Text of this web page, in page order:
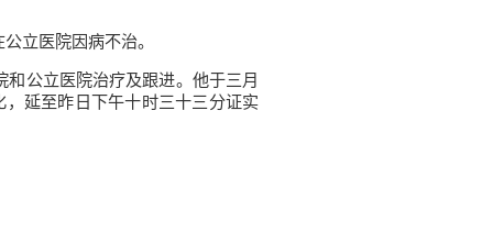
立医院因病不治。
公立医院治疗及跟进。他于三月
延至昨日下午十时三十三分证实